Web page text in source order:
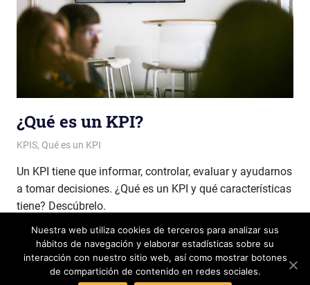
¿Qué es un KPI?
Patricia Nuño
KPIS, Qué es un KPI
Un KPI tiene que informar, controlar, evaluar y ayudarnos
a tomar decisiones. ¿Qué es un KPI y qué características
tiene? Descúbrelo.
LEER MÁS
Nuestra web utiliza cookies de terceros para analizar sus
hábitos de navegación y elaborar estadísticas sobre su
interacción con nuestro sitio web, así como mostrar botones
de compartición de contenido en redes sociales.